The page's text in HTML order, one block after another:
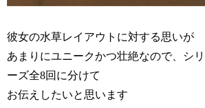
彼女の水草レイアウトに対する思いが
あまりにユニークかつ壮絶なので、シリ
ーズ全8回に分けて
お伝えしたいと思います